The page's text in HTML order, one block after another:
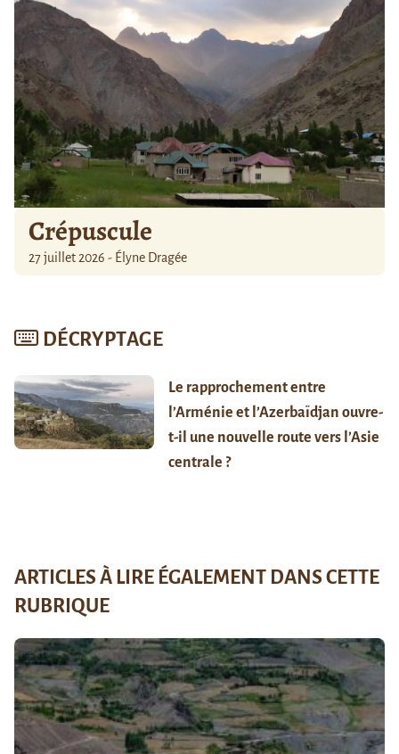
Crépuscule
27 juillet 2026 - Élyne Dragée
DÉCRYPTAGE
Le rapprochement entre
l’Arménie et l’Azerbaïdjan ouvre-
t-il une nouvelle route vers l’Asie
centrale ?
ARTICLES À LIRE ÉGALEMENT DANS CETTE
RUBRIQUE